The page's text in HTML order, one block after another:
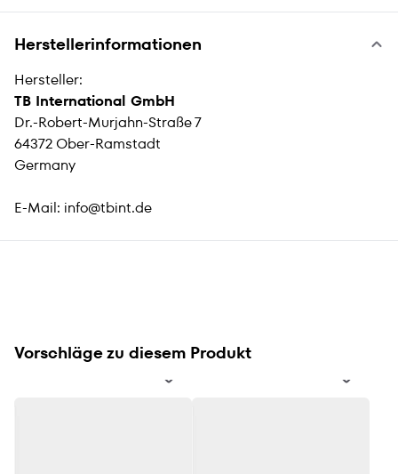
Herstellerinformationen
Hersteller:
TB International GmbH
Dr.-Robert-Murjahn-Straße 7
64372 Ober-Ramstadt
Germany
E-Mail: info@tbint.de
Vorschläge zu diesem Produkt